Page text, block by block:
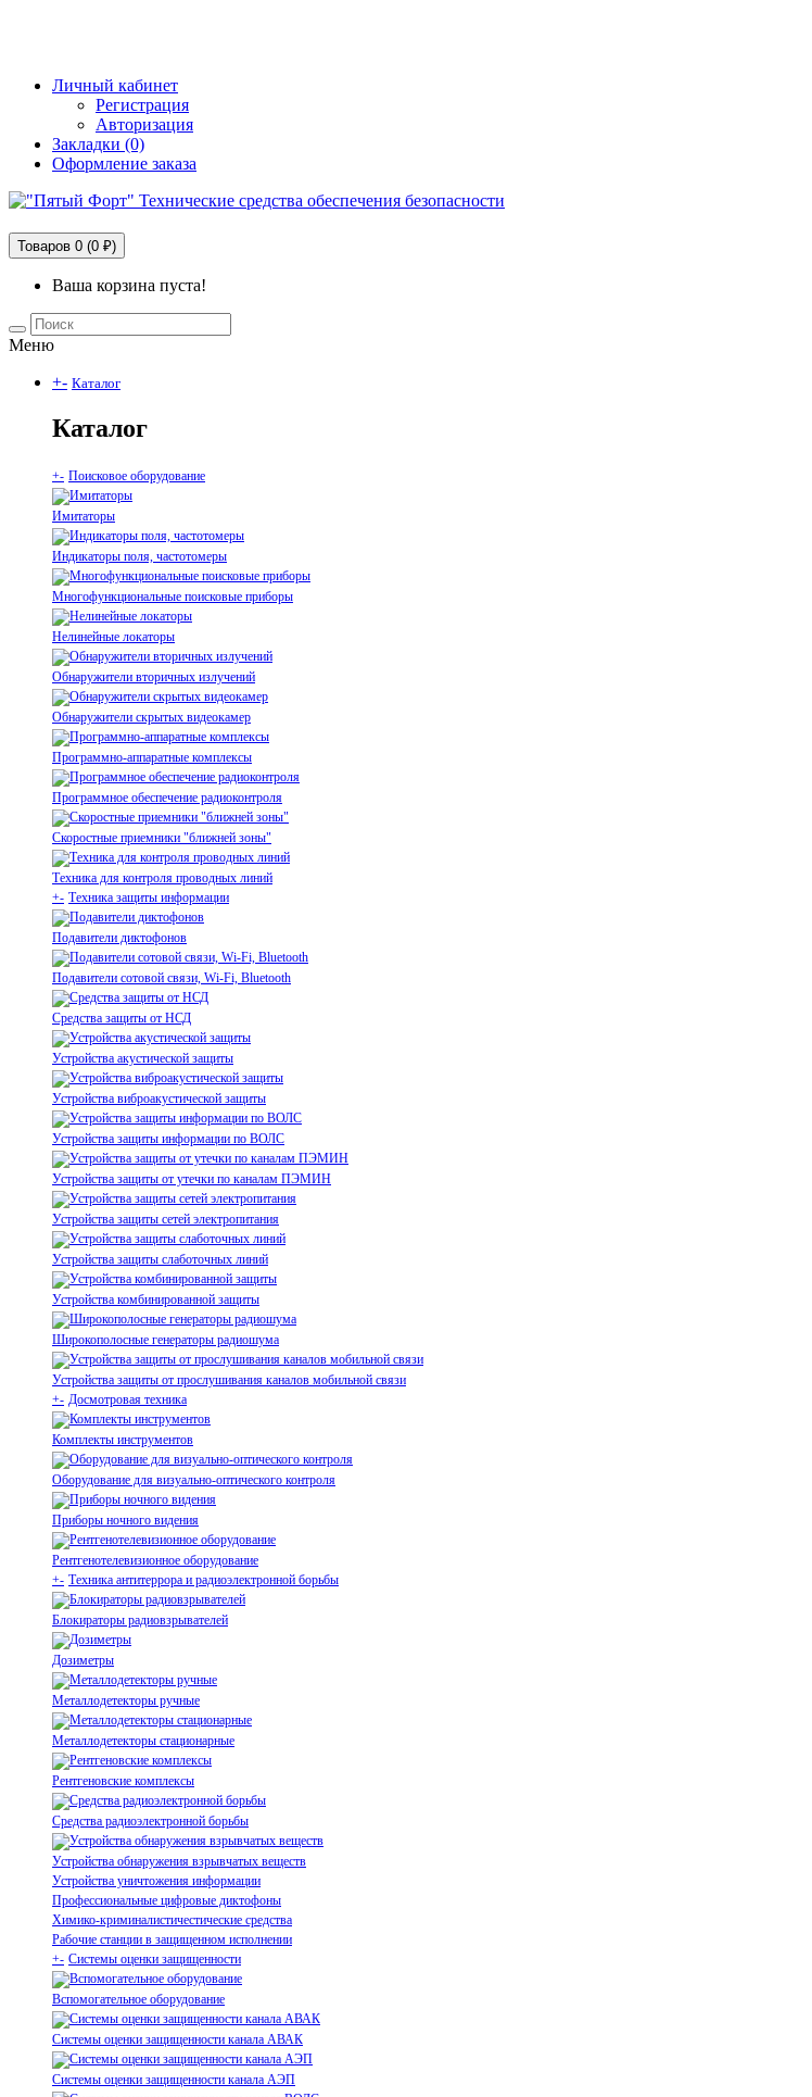
Личный кабинет
Регистрация
Авторизация
Закладки (0)
Оформление заказа
Товаров 0 (0 ₽)
Ваша корзина пуста!
Меню
+- Каталог
Каталог
+- Поисковое оборудование
Имитаторы
Индикаторы поля, частотомеры
Многофункциональные поисковые приборы
Нелинейные локаторы
Обнаружители вторичных излучений
Обнаружители скрытых видеокамер
Программно-аппаратные комплексы
Программное обеспечение радиоконтроля
Скоростные приемники "ближней зоны"
Техника для контроля проводных линий
+- Техника защиты информации
Подавители диктофонов
Подавители сотовой связи, Wi-Fi, Bluetooth
Средства защиты от НСД
Устройства акустической защиты
Устройства виброакустической защиты
Устройства защиты информации по ВОЛС
Устройства защиты от утечки по каналам ПЭМИН
Устройства защиты сетей электропитания
Устройства защиты слаботочных линий
Устройства комбинированной защиты
Широкополосные генераторы радиошума
Устройства защиты от прослушивания каналов мобильной связи
+- Досмотровая техника
Комплекты инструментов
Оборудование для визуально-оптического контроля
Приборы ночного видения
Рентгенотелевизионное оборудование
+- Техника антитеррора и радиоэлектронной борьбы
Блокираторы радиовзрывателей
Дозиметры
Металлодетекторы ручные
Металлодетекторы стационарные
Рентгеновские комплексы
Средства радиоэлектронной борьбы
Устройства обнаружения взрывчатых веществ
Устройства уничтожения информации
Профессиональные цифровые диктофоны
Химико-криминалистичестические средства
Рабочие станции в защищенном исполнении
+- Системы оценки защищенности
Вспомогательное оборудование
Системы оценки защищенности канала АВАК
Системы оценки защищенности канала АЭП